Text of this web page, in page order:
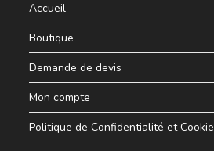
Accueil
Boutique
Demande de devis
Mon compte
Politique de Confidentialité et Cookie